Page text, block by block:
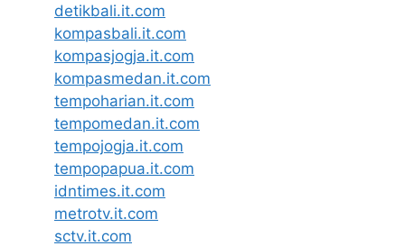
detikbali.it.com
kompasbali.it.com
kompasjogja.it.com
kompasmedan.it.com
tempoharian.it.com
tempomedan.it.com
tempojogja.it.com
tempopapua.it.com
idntimes.it.com
metrotv.it.com
sctv.it.com